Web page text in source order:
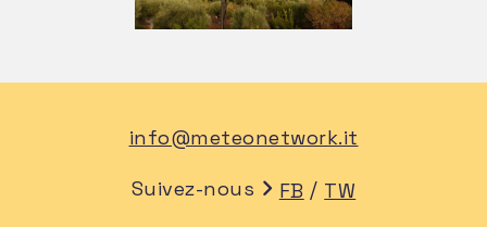
info@meteonetwork.it
Suivez-nous FB / TW